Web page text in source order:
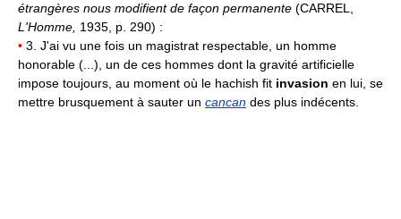
étrangères nous modifient de façon permanente (CARREL,
L'Homme, 1935, p. 290) :
• 3. J'ai vu une fois un magistrat respectable, un homme
honorable (...), un de ces hommes dont la gravité artificielle
impose toujours, au moment où le hachish fit invasion en lui, se
mettre brusquement à sauter un cancan des plus indécents.